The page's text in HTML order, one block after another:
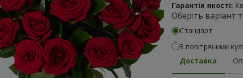
Гарантія якості:
Оберіть варіант
Стандарт
З повітряними
Доставка